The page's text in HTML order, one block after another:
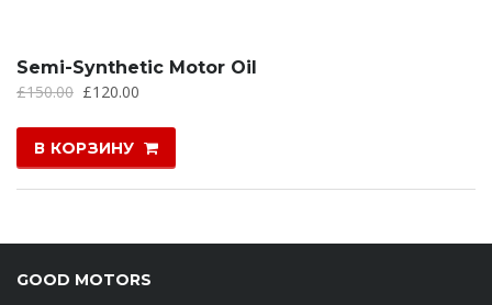
Semi-Synthetic Motor Oil
£150.00 £120.00
В КОРЗИНУ
GOOD MOTORS